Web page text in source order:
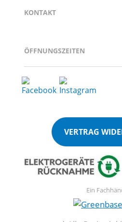
KONTAKT
ÖFFNUNGSZEITEN
VERTRAG
Ein